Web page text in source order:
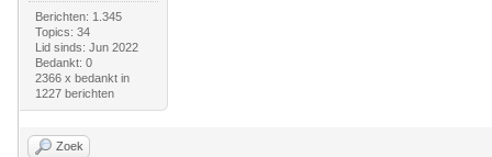
Berichten: 1.345
Topics: 34
Lid sinds: Jun 2022
Bedankt: 0
2366 x bedankt in
1227 berichten
Zoek